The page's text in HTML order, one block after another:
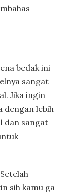
bedak ini
sangat
Jika ingin
dengan lebih
dan sangat
sih kamu ga